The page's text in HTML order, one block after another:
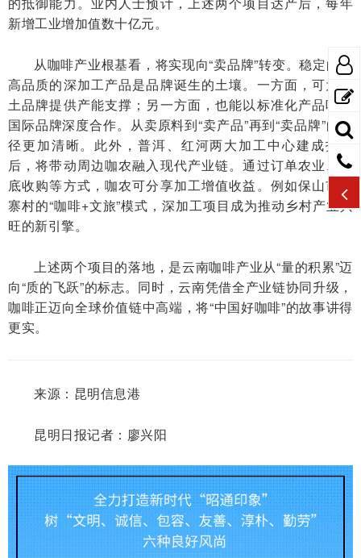
新增工业增加值数十亿元。
从咖啡产业根基看，将实现向“卖品牌”转变。稳定的、
高品质的深加工产品是品牌诞生的土壤。一方面，可为本
土品牌提供产能支撑；另一方面，也能以标准化产品吸引
国际品牌深度合作。从卖原料到“卖产品”再到“卖品牌”的路
径更加清晰。此外，普洱、红河两大加工中心建成投产
后，将带动周边咖农融入现代产业链。通过订单农业、保
底收购等方式，咖农可分享加工增值收益。例如保山市新
寨村的“咖啡+文旅”模式，深加工项目成为推动乡村产业兴
旺的新引擎。
上述两个项目的落地，是云南咖啡产业从“量的积累”迈
向“质的飞跃”的标志。同时，云南凭借全产业链协同升级，
咖啡正迈向全球价值链中高端，将“中国好咖啡”的故事讲得
更实。
来源：昆明信息港
昆明日报记者：廖兴阳